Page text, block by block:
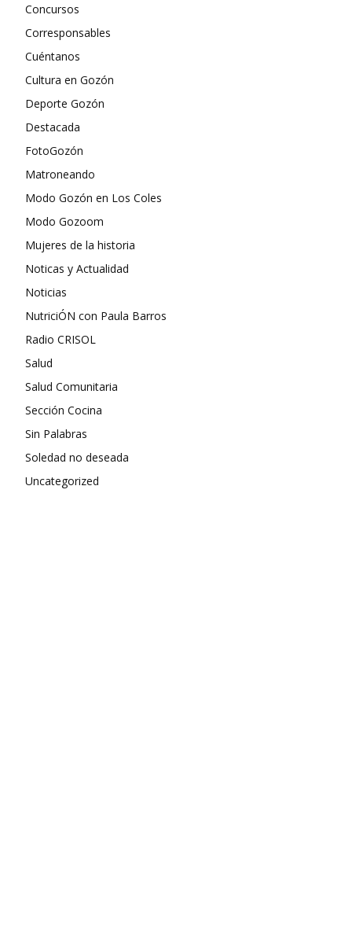
Concursos
Corresponsables
Cuéntanos
Cultura en Gozón
Deporte Gozón
Destacada
FotoGozón
Matroneando
Modo Gozón en Los Coles
Modo Gozoom
Mujeres de la historia
Noticas y Actualidad
Noticias
NutriciÓN con Paula Barros
Radio CRISOL
Salud
Salud Comunitaria
Sección Cocina
Sin Palabras
Soledad no deseada
Uncategorized